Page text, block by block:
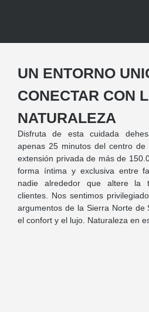
UN ENTORNO
CONECTAR CON
NATURALEZA
Disfruta de esta cuidada
apenas 25 minutos del centro
extensión privada de más de
forma íntima y exclusiva entre
nadie alrededor que altere la
clientes. Nos sentimos
argumentos de la Sierra Norte de
el confort y el lujo. Naturaleza en